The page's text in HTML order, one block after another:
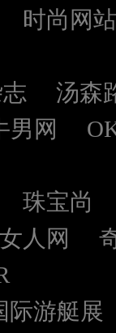
时尚网站
汤森
男网
珠宝尚
人网
际游艇展